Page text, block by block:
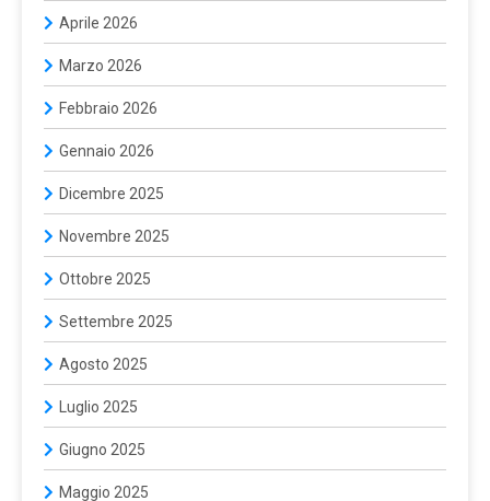
Aprile 2026
Marzo 2026
Febbraio 2026
Gennaio 2026
Dicembre 2025
Novembre 2025
Ottobre 2025
Settembre 2025
Agosto 2025
Luglio 2025
Giugno 2025
Maggio 2025